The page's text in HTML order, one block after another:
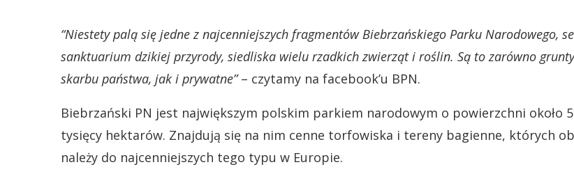
“Niestety palą się jedne z najcenniejszych fragmentów Biebrzańskiego Parku Narodowego,
sanktuarium dzikiej przyrody, siedliska wielu rzadkich zwierząt i roślin. Są to zarówno grunty
skarbu państwa, jak i prywatne”– czytamy na facebook’u BPN.
Biebrzański PN jest największym polskim parkiem narodowym o powierzchni około
tysięcy hektarów. Znajdują się na nim cenne torfowiska i tereny bagienne, których
należy do najcenniejszych tego typu w Europie.